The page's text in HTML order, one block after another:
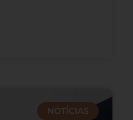
NOTÍCIAS